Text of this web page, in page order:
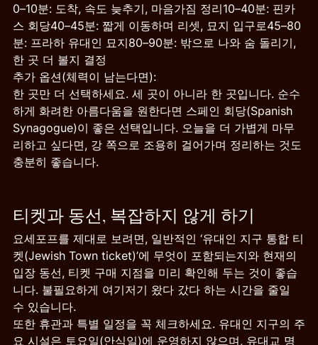
0–10분: 도착, 속도 늦추기, 마음가짐 정리10–40분: 핀카
스 회당40–45분: 짧게 이동하며 리셋, 묘지 입구로45–80
분: 프라하 유대인 묘지80–90분: 밖으로 나와 숨 돌리기,
한 곳 더 볼지 결정
추가 옵션(체력이 남는다면):
한 곳만 더 선택하세요. 세 곳이 아니라 한 곳입니다. 순수
하게 화려한 아름다움을 원한다면 스페인 회당(Spanish
Synagogue)이 좋은 선택입니다. 오늘을 더 가볍게 마무
리하고 싶다면, 강 쪽으로 조용히 걸어가며 정리하는 것도
충분히 좋습니다.
티켓과 동선, 복잡하지 않게 하기
요세포프를 제대로 보려면, 일반적인 ‘유대인 지구 통합 티
켓(Jewish Town ticket)’에 무엇이 포함되는지와 현재의
입장 동선, 티켓 구매 지점을 미리 확인해 두는 것이 좋습
니다. 불필요하게 여기저기 왔다 갔다 하는 시간을 줄일
수 있습니다.
또한 휴관과 특별 일정을 꼭 체크하세요. 유대인 지구의 주
요 시설은 토요일(안식일)에 운영하지 않으며, 유대교 명